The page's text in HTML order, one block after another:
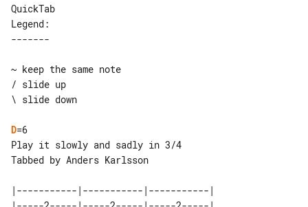
QuickTab
~ keep the same note
/ slide up
\ slide down
D=6
Play it slowly and sadly in 3/4
Tabbed by Anders Karlsson
|-----------|-----------|-----------|